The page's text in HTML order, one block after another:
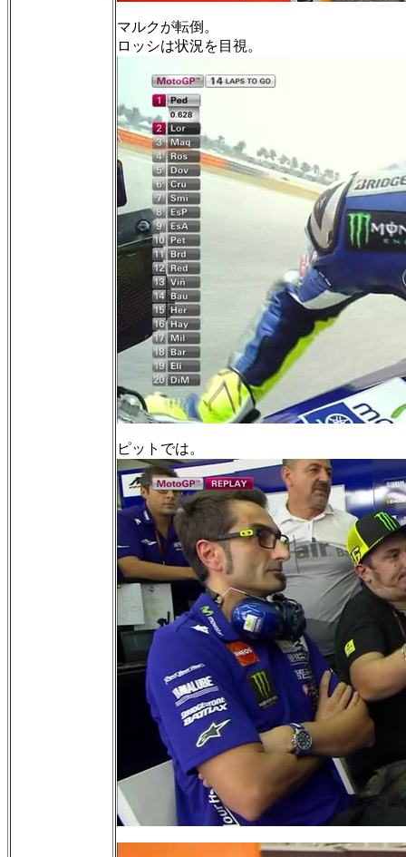
マルクが転倒。
ロッシは状況を目視。
ピットでは。